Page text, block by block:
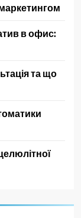
в офис:
та що